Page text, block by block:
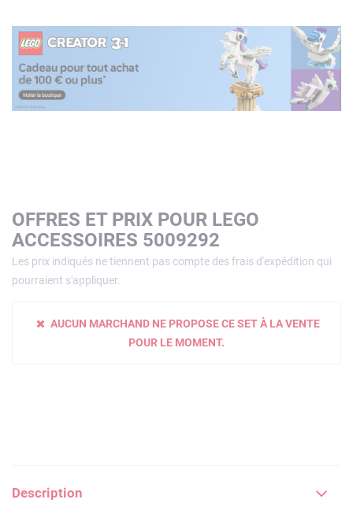
OFFRES ET PRIX POUR LEGO
ACCESSOIRES 5009292
Les prix indiqués ne tiennent pas compte des frais d'expédition qui
pourraient s'appliquer.
AUCUN MARCHAND NE PROPOSE CE SET À LA VENTE
POUR LE MOMENT.
Description